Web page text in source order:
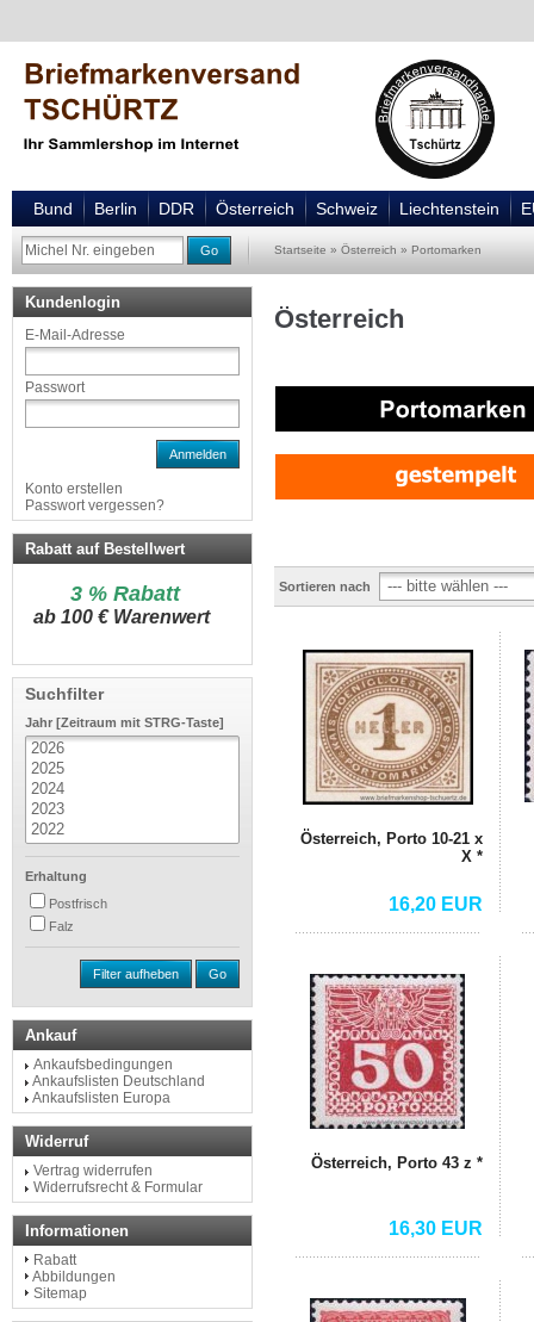
Bund Berlin DDR Österreich Schweiz Liechtenstein
Go Startseite » Österreich » Portomarken
Österreich
Sortieren nach
Österreich, Porto 10-21 x
X *
16,20 EUR
Österreich, Porto 43 z *
16,30 EUR
Kundenlogin
E-Mail-Adresse
Passwort
Anmelden
Konto erstellen
Passwort vergessen?
Rabatt auf Bestellwert
3 % Rabatt
ab 100 € Warenwert
Suchfilter
Jahr [Zeitraum mit STRG-Taste]
Erhaltung
Postfrisch
Falz
Filter aufheben Go
Ankauf
Ankaufsbedingungen
Ankaufslisten Deutschland
Ankaufslisten Europa
Widerruf
Vertrag widerrufen
Widerrufsrecht & Formular
Informationen
Rabatt
Abbildungen
Sitemap